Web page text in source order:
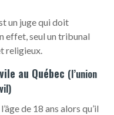
un juge qui doit
effet, seul un tribunal
religieux.
au Québec (l’union
de 18 ans alors qu’il